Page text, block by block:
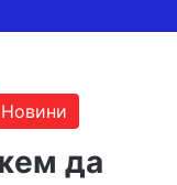
Новини
да